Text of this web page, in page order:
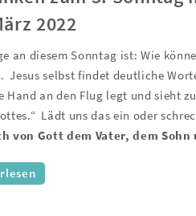
2022
an diesem Sonntag ist: Wie
Jesus selbst findet deutliche
Hand an den Flug legt und sieht
Lädt uns das ein oder
von Gott dem Vater, dem